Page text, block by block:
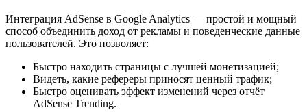
Интеграция AdSense в Google Analytics — простой и мощный
способ объединить доход от рекламы и поведенческие данные
пользователей. Это позволяет:
Быстро находить страницы с лучшей монетизацией;
Видеть, какие рефереры приносят ценный трафик;
Быстро оценивать эффект изменений через отчёт
AdSense Trending.